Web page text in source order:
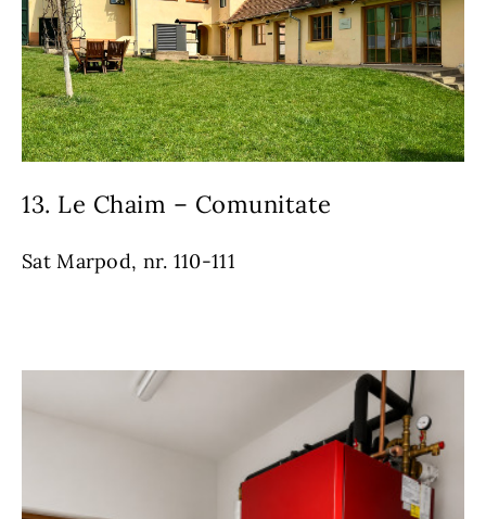
13. Le Chaim – Comunitate
Sat Marpod, nr. 110-111